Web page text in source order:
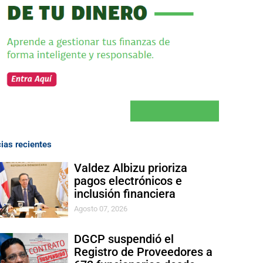
recientes
Valdez Albizu prioriza
pagos electrónicos e
inclusión financiera
Agosto 07, 2026
DGCP suspendió el
Registro de Proveedores a